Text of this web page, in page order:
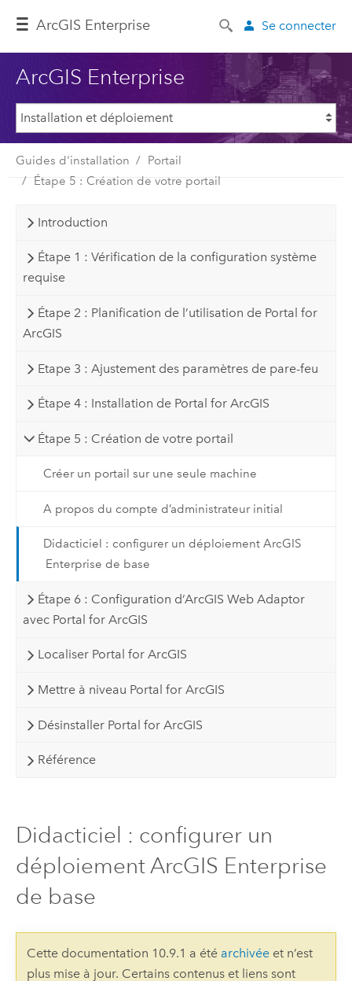
ArcGIS Enterprise Se connecter
ArcGIS Enterprise
Guides d'installation
Portail
Étape 5 : Création de votre portail
Introduction
Étape 1 : Vérification de la configuration système
requise
Étape 2 : Planification de l’utilisation de Portal for
ArcGIS
Etape 3 : Ajustement des paramètres de pare-feu
Étape 4 : Installation de Portal for ArcGIS
Étape 5 : Création de votre portail
Créer un portail sur une seule machine
A propos du compte d’administrateur initial
Didacticiel : configurer un déploiement ArcGIS
Enterprise de base
Étape 6 : Configuration d’ArcGIS Web Adaptor
avec Portal for ArcGIS
Localiser Portal for ArcGIS
Mettre à niveau Portal for ArcGIS
Désinstaller Portal for ArcGIS
Référence
Didacticiel : configurer un
déploiement ArcGIS Enterprise
de base
Cette documentation 10.9.1 a été archivéeet n’est
plus mise à jour. Certains contenus et liens sont